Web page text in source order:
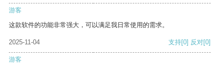
游客
这款软件的功能非常强大，可以满足我日常使用的需求。
2025-11-04 支持[0] 反对[0]
游客